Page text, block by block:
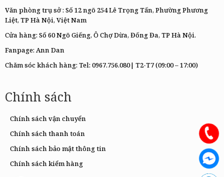
Văn phòng trụ sở : Số 12 ngõ 254 Lê Trọng Tấn, Phường Phương
Liệt, TP Hà Nội, Việt Nam
Cửa hàng: Số 60 Ngõ Giếng, Ô Chợ Dừa, Đống Đa, TP Hà Nội.
Fanpage: Ann Dan
Chăm sóc khách hàng: Tel: 0967.756.080| T2-T7 (09:00 – 17:00)
Chính sách
Chính sách vận chuyển
Chính sách thanh toán
Chính sách bảo mật thông tin
Chính sách kiểm hàng